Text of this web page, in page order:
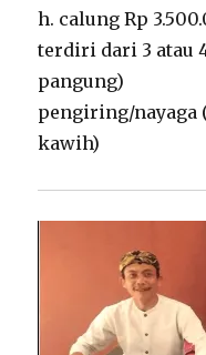
h. calung Rp
terdiri dari 3 atau
pangung)
pengiring/nayaga
kawih)